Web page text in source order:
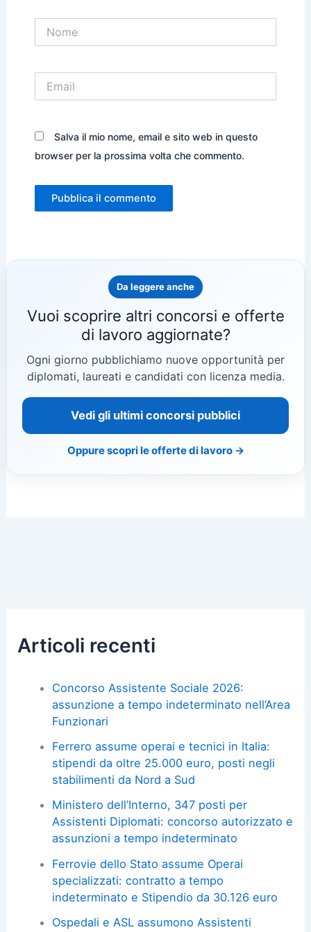
Salva il mio nome, email e sito web in questo
browser per la prossima volta che commento.
Da leggere anche
Vuoi scoprire altri concorsi e offerte
di lavoro aggiornate?
Ogni giorno pubblichiamo nuove opportunità per
diplomati, laureati e candidati con licenza media.
Vedi gli ultimi concorsi pubblici
Oppure scopri le offerte di lavoro →
Articoli recenti
Concorso Assistente Sociale 2026:
assunzione a tempo indeterminato nell’Area
Funzionari
Ferrero assume operai e tecnici in Italia:
stipendi da oltre 25.000 euro, posti negli
stabilimenti da Nord a Sud
Ministero dell’Interno, 347 posti per
Assistenti Diplomati: concorso autorizzato e
assunzioni a tempo indeterminato
Ferrovie dello Stato assume Operai
specializzati: contratto a tempo
indeterminato e Stipendio da 30.126 euro
Ospedali e ASL assumono Assistenti